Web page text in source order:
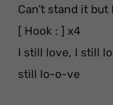
Can’t stand it
[ Hook : ] x4
I still love, I still
still lo-o-ve